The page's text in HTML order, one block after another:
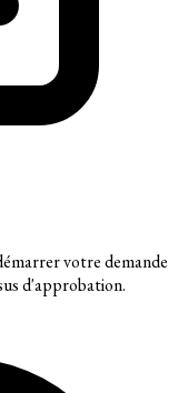
votre demande
d'approbation.